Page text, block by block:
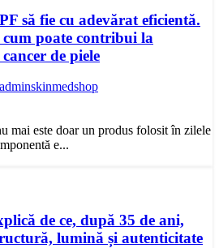
să fie cu adevărat eficientă.
poate contribui la
de piele
adminskinmedshop
mai este doar un produs folosit în zilele
e...
de ce, după 35 de ani,
lumină și autenticitate